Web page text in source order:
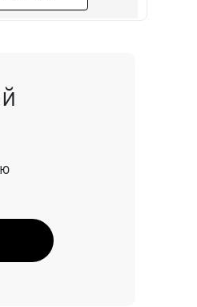
Заказать
Заказать